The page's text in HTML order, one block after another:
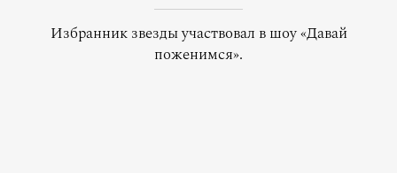
Избранник звезды участвовал в шоу «Давай
поженимся».